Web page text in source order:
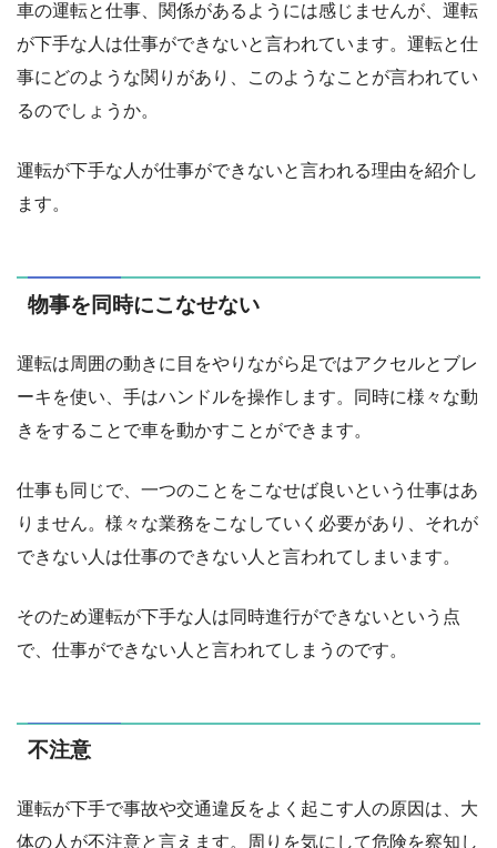
車の運転と仕事、関係があるようには感じませんが、運転
が下手な人は仕事ができないと言われています。運転と仕
事にどのような関りがあり、このようなことが言われてい
るのでしょうか。
運転が下手な人が仕事ができないと言われる理由を紹介し
ます。
物事を同時にこなせない
運転は周囲の動きに目をやりながら足ではアクセルとブレ
ーキを使い、手はハンドルを操作します。同時に様々な動
きをすることで車を動かすことができます。
仕事も同じで、一つのことをこなせば良いという仕事はあ
りません。様々な業務をこなしていく必要があり、それが
できない人は仕事のできない人と言われてしまいます。
そのため運転が下手な人は同時進行ができないという点
で、仕事ができない人と言われてしまうのです。
不注意
運転が下手で事故や交通違反をよく起こす人の原因は、大
体の人が不注意と言えます。周りを気にして危険を察知し